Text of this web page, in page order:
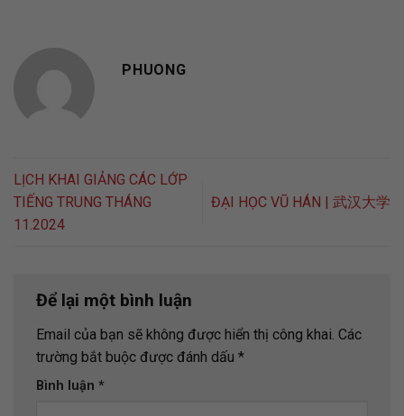
PHUONG
LỊCH KHAI GIẢNG CÁC LỚP
TIẾNG TRUNG THÁNG
11.2024
ĐẠI HỌC VŨ HÁN | 武汉大学
Để lại một bình luận
Email của bạn sẽ không được hiển thị công khai. Các
trường bắt buộc được đánh dấu *
Bình luận *